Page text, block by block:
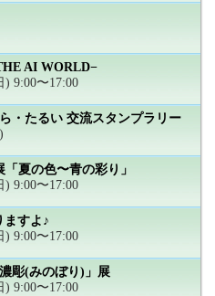
AI WORLD−
) 9:00〜17:00
・たるい 交流スタンプラリー
夏の色〜青の彩り」
) 9:00〜17:00
ますよ♪
) 9:00〜17:00
彫(みのぼり)」展
) 9:00〜17:00